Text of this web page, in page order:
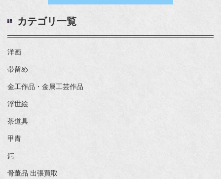
カテゴリ一覧
洋画
帯留め
金工作品・金属工芸作品
浮世絵
茶道具
甲冑
鍔
骨董品 出張買取